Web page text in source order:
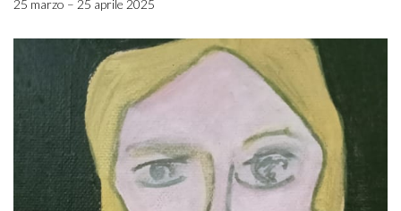
25 marzo – 25 aprile 2025